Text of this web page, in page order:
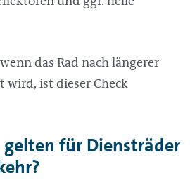
das Rad nach längerer
wird, ist dieser Check
gelten für Diensträder